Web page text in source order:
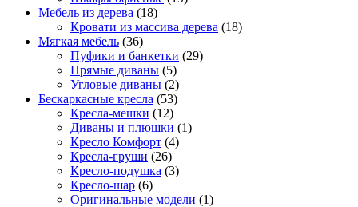
Мебель из дерева (18)
Кровати из массива дерева (18)
Мягкая мебель (36)
Пуфики и банкетки (29)
Прямые диваны (5)
Угловые диваны (2)
Бескаркасные кресла (53)
Кресла-мешки (12)
Диваны и плюшки (1)
Кресло Комфорт (4)
Кресла-груши (26)
Кресло-подушка (3)
Кресло-шар (6)
Оригинальные модели (1)